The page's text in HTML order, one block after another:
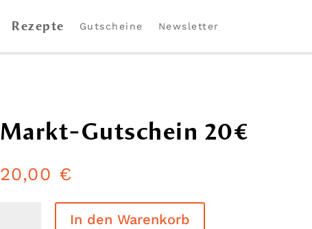
Rezepte Gutscheine Newsletter
Markt-Gutschein 20€
20,00 €
In den Warenkorb